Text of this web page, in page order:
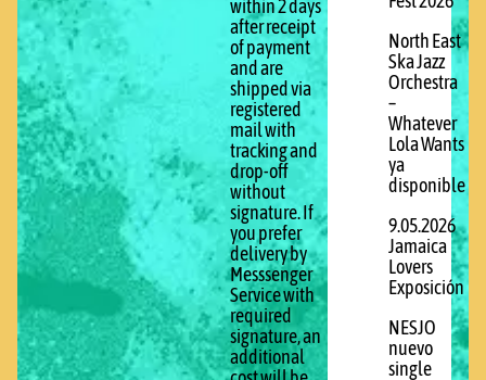
within 2 days
after receipt
of payment
and are
shipped via
registered
mail with
tracking and
drop-off
without
signature. If
you prefer
delivery by
Messsenger
Service with
required
signature, an
additional
North East
Ska Jazz
Orchestra
–
Whatever
Lola Wants
ya
disponible
9.05.2026
Jamaica
Lovers
Exposición
NESJO
nuevo
single